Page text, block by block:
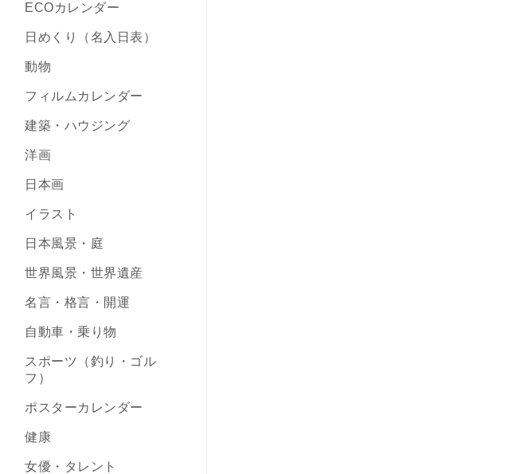
ECOカレンダー
日めくり（名入日表）
動物
フィルムカレンダー
建築・ハウジング
洋画
日本画
イラスト
日本風景・庭
世界風景・世界遺産
名言・格言・開運
自動車・乗り物
スポーツ（釣り・ゴル
フ）
ポスターカレンダー
健康
女優・タレント